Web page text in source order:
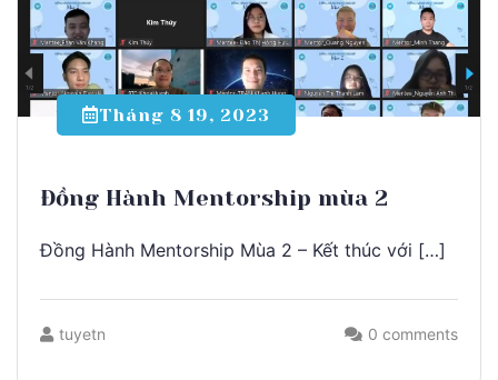
Tháng 8 19, 2023
Đồng Hành Mentorship mùa 2
Đồng Hành Mentorship Mùa 2 – Kết thúc với […]
tuyetn 0 comments